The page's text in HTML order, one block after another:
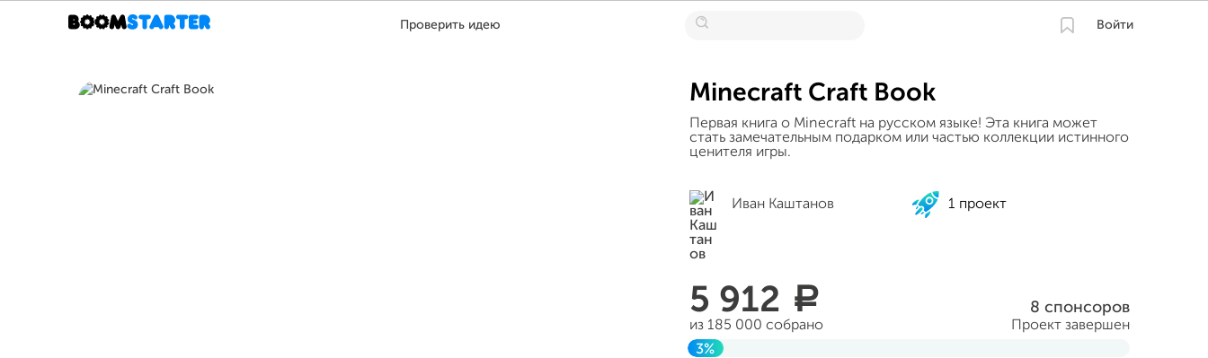
Проверить идею Войти
Minecraft Craft Book
Первая книга о Minecraft на русском языке! Эта книга может
стать замечательным подарком или частью коллекции истинного
ценителя игры.
Иван Каштанов 1 проект
5 912 a
из 185 000 собрано
8 спонсоров
Проект завершен
3%